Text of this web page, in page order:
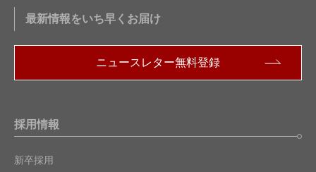
最新情報をいち早くお届け
ニュースレター無料登録
採用情報
新卒採用